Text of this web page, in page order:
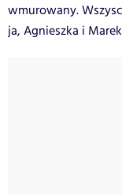
wmurowany.
ja, Agnieszka i